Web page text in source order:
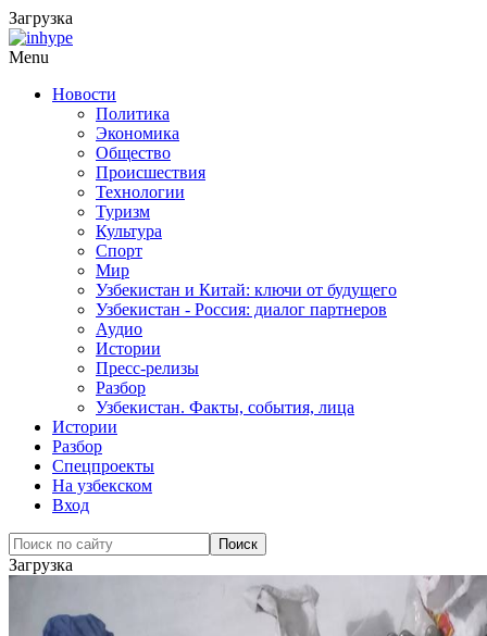
Загрузка
Menu
Новости
Политика
Экономика
Общество
Происшествия
Технологии
Туризм
Культура
Спорт
Мир
Узбекистан и Китай: ключи от будущего
Узбекистан - Россия: диалог партнеров
Аудио
Истории
Пресс-релизы
Разбор
Узбекистан. Факты, события, лица
Истории
Разбор
Спецпроекты
На узбекском
Вход
Загрузка